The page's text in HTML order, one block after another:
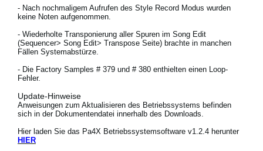
Neuigkeiten
- Nach nochmaligem Aufrufen des Style Record Modus wurden
keine Noten aufgenommen.
- Wiederholte Transponierung aller Spuren im Song Edit
(Sequencer> Song Edit> Transpose Seite) brachte in manchen
Fällen Systemabstürze.
- Die Factory Samples # 379 und # 380 enthielten einen Loop-
Fehler.
Update-Hinweise
Anweisungen zum Aktualisieren des Betriebssystems befinden
sich in der Dokumentendatei innerhalb des Downloads.
Hier laden Sie das Pa4X Betriebssystemsoftware v1.2.4 herunter
HIER